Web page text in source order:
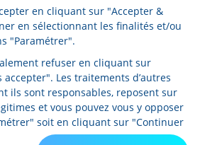
d'opérateur mobile : quelles
?
en cliquant sur "Accepter &
en sélectionnant les finalités et/ou
"Paramétrer".
refuser en cliquant sur
Les traitements d’autres
ils sont responsables, reposent sur
et vous pouvez vous y opposer
soit en cliquant sur "Continuer